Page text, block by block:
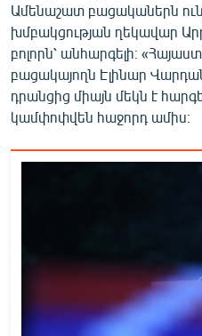
Ամենաշատ բացականերն
խմբակցության ղեկավար
բոլորն՝ անհարգելի։
բացակայողն Էլինար
դրանցից միայն մեկն է
կամփոփվեն հաջորդ ամիս։